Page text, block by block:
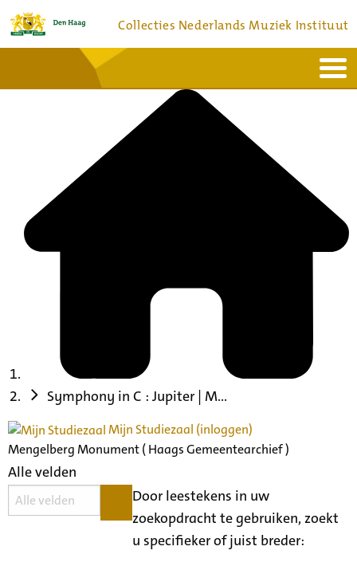
Collecties Nederlands Muziek Instituut
Bronnen en collecties
Symphony in C : Jupiter | M...
Mijn Studiezaal (inloggen)
Mengelberg Monument ( Haags Gemeentearchief )
Alle velden
Door leestekens in uw
zoekopdracht te gebruiken, zoekt
u specifieker of juist breder: